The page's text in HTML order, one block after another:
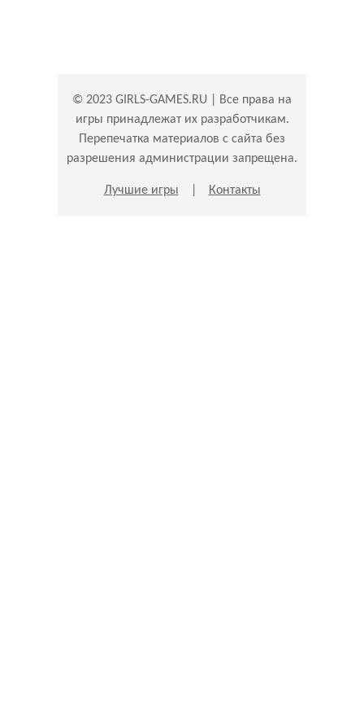
© 2023 GIRLS-GAMES.RU | Все права на
игры принадлежат их разработчикам.
Перепечатка материалов с сайта без
разрешения администрации запрещена.
Лучшие игры Контакты